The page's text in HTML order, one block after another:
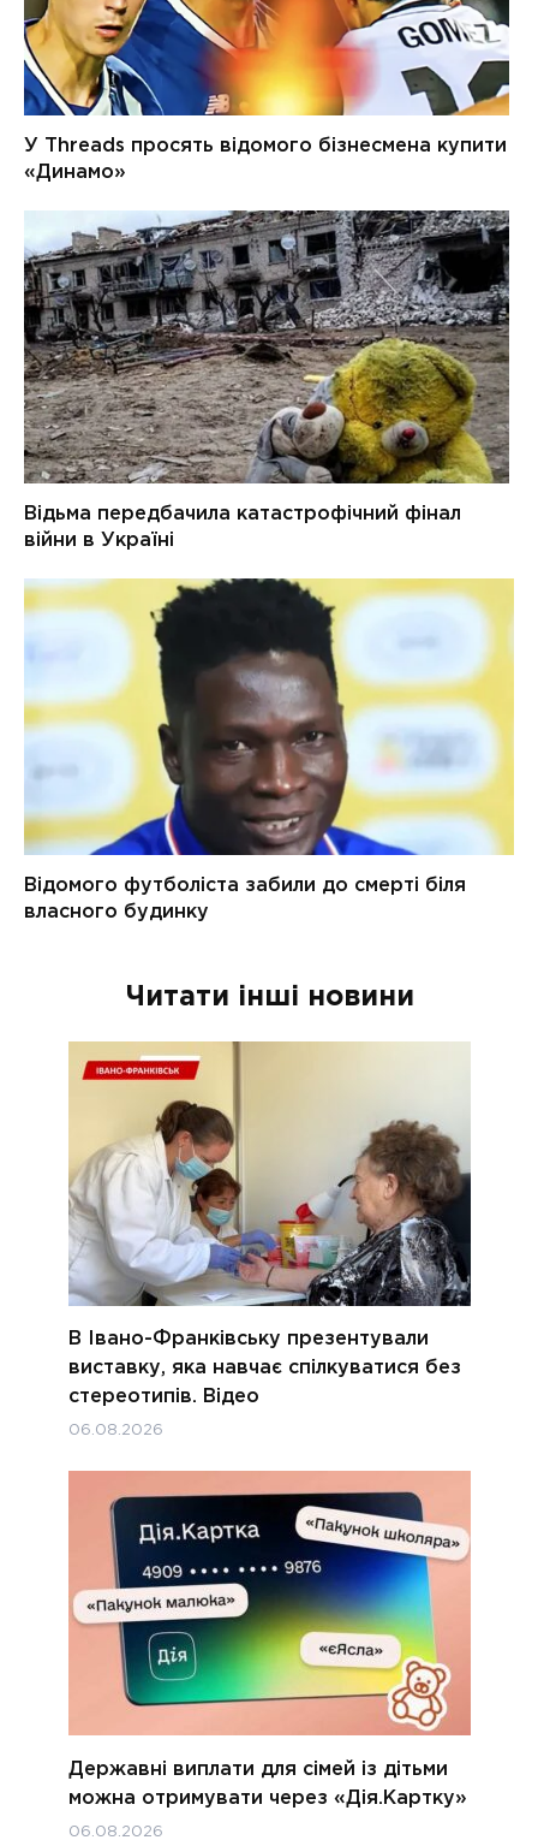
Читати інші новини
В Івано-Франківську презентували
виставку, яка навчає спілкуватися без
стереотипів. Відео
06.08.2026
Державні виплати для сімей із дітьми
можна отримувати через «Дія.Картку»
06.08.2026